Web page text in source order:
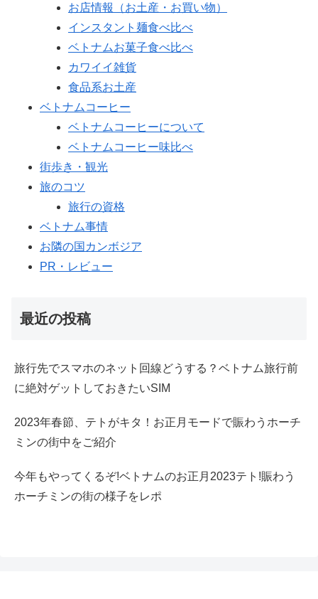
お店情報（お土産・お買い物）
インスタント麺食べ比べ
ベトナムお菓子食べ比べ
カワイイ雑貨
食品系お土産
ベトナムコーヒー
ベトナムコーヒーについて
ベトナムコーヒー味比べ
街歩き・観光
旅のコツ
旅行の資格
ベトナム事情
お隣の国カンボジア
PR・レビュー
最近の投稿
旅行先でスマホのネット回線どうする？ベトナム旅行前
に絶対ゲットしておきたいSIM
2023年春節、テトがキタ！お正月モードで賑わうホーチ
ミンの街中をご紹介
今年もやってくるぞ!ベトナムのお正月2023テト!賑わう
ホーチミンの街の様子をレポ